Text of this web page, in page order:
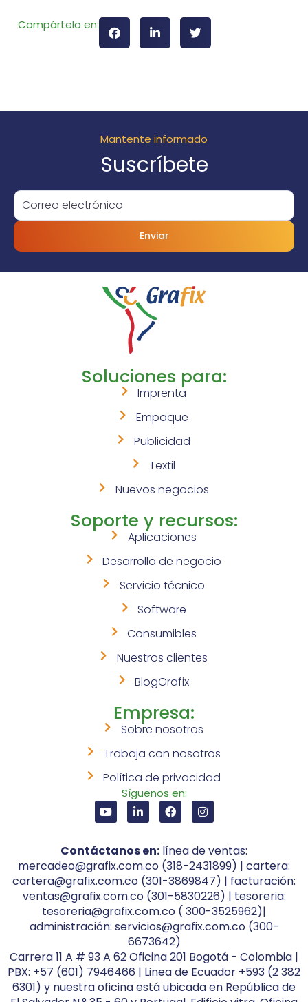
Compártelo en:
Mantente informado
Suscríbete
Enviar
Soluciones para:
Imprenta
Empaque
Publicidad
Textil
Nuevos negocios
Soporte y recursos:
Aplicaciones
Desarrollo de negocio
Servicio técnico
Software
Consumibles
Nuestros clientes
BlogGrafix
Empresa:
Sobre nosotros
Trabaja con nosotros
Política de privacidad
Síguenos en:
Contáctanos en: línea de ventas:
mercadeo@grafix.com.co (318-2431899) | cartera:
cartera@grafix.com.co (301-3869847) | facturación:
ventas@grafix.com.co (301-5830226) | tesoreria:
tesoreria@grafix.com.co ( 300-3525962)|
administración: servicios@grafix.com.co (300-
6673642)
Carrera 11 A # 93 A 62 Oficina 201 Bogotá - Colombia |
PBX: +57 (601) 7946466 | Linea de Ecuador +593 (2 382
6301) y nuestra oficina está ubicada en República de